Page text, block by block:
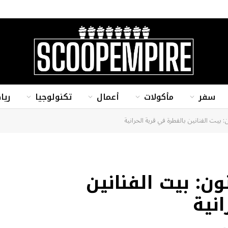
سفر مأكولات أعمال تكنولوجيا
الفنانين بالفطرة في قرية الحرانية
بيت الفنانين